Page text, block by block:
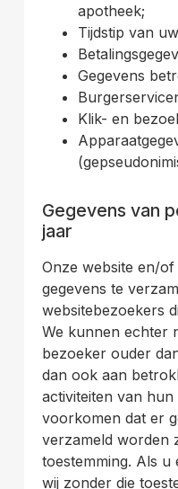
apotheek;
Tijdstip van
Gegevens
Klik- en
Gegevens van
jaar
Onze website en/of
gegevens te
websitebezoekers
We kunnen echter
bezoeker ouder
dan ook aan
activiteiten van
voorkomen dat er
verzameld worden
toestemming. Als
wij zonder die